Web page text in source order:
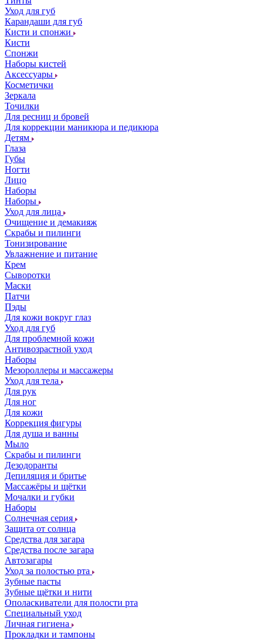
Уход для губ
Карандаши для губ
Кисти и спонжи
Кисти
Спонжи
Наборы кистей
Аксессуары
Косметички
Зеркала
Точилки
Для ресниц и бровей
Для коррекции маникюра и педикюра
Детям
Глаза
Губы
Ногти
Лицо
Наборы
Наборы
Уход для лица
Очищение и демакияж
Скрабы и пилинги
Тонизирование
Увлажнение и питание
Крем
Сыворотки
Маски
Патчи
Пэды
Для кожи вокруг глаз
Уход для губ
Для проблемной кожи
Антивозрастной уход
Наборы
Мезороллеры и массажеры
Уход для тела
Для рук
Для ног
Для кожи
Коррекция фигуры
Для душа и ванны
Мыло
Скрабы и пилинги
Дезодоранты
Депиляция и бритье
Массажёры и щётки
Мочалки и губки
Наборы
Солнечная серия
Защита от солнца
Средства для загара
Средства после загара
Автозагары
Уход за полостью рта
Зубные пасты
Зубные щётки и нити
Ополаскиватели для полости рта
Специальный уход
Личная гигиена
Прокладки и тампоны